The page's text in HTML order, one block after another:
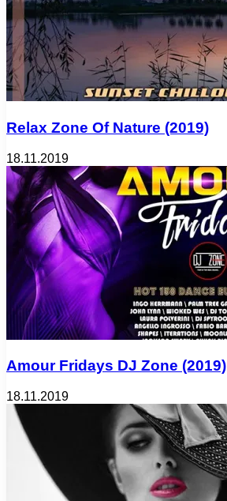
Relax Zone Of Nature (2019)
18.11.2019
Amour Fridays DJ Zone (2019)
18.11.2019